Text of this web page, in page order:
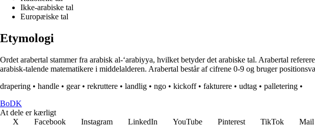
Ikke-arabiske tal
Europæiske tal
Etymologi
Ordet arabertal stammer fra arabisk al-‘arabiyya, hvilket betyder det arabiske tal. Arabertal
arabisk-talende matematikere i middelalderen. Arabertal består af cifrene 0-9 og bruger
drapering • handle • gear• rekruttere • landlig • ngo • kickoff• fakturere • udtag • palletering •
BoDK
At dele er kærligt
X
Facebook Instagram LinkedIn YouTube Pinterest TikTok Mail